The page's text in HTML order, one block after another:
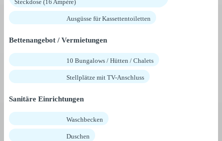
Steckdose (16 Ampère)
Ausgüsse für Kassettentoiletten
Bettenangebot / Vermietungen
10 Bungalows / Hütten / Chalets
Stellplätze mit TV-Anschluss
Sanitäre Einrichtungen
Waschbecken
Duschen